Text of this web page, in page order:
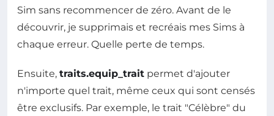
Sim sans recommencer de zéro. Avant de le
découvrir, je supprimais et recréais mes Sims à
chaque erreur. Quelle perte de temps.
Ensuite, traits.equip_trait permet d'ajouter
n'importe quel trait, même ceux qui sont censés
être exclusifs. Par exemple, le trait "Célèbre" du